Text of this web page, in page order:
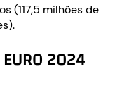
(117,5 milhões de
2024